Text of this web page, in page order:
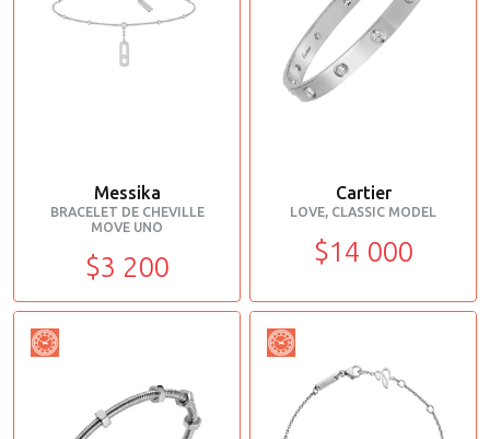
Messika
BRACELET DE CHEVILLE
MOVE UNO
$3 200
Cartier
LOVE, CLASSIC MODEL
$14 000